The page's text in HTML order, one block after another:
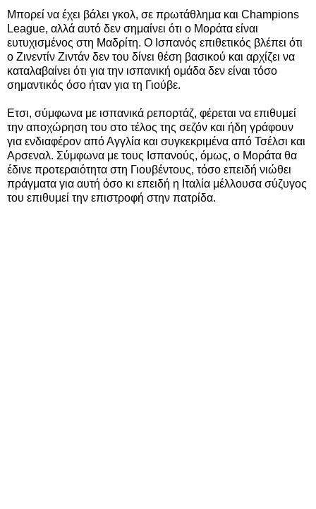
Μπορεί να έχει βάλει γκολ, σε πρωτάθλημα και Champions
League, αλλά αυτό δεν σημαίνει ότι ο Μοράτα είναι
ευτυχισμένος στη Μαδρίτη. Ο Ισπανός επιθετικός βλέπει ότι
ο Ζινεντίν Ζιντάν δεν του δίνει θέση βασικού και αρχίζει να
καταλαβαίνει ότι για την ισπανική ομάδα δεν είναι τόσο
σημαντικός όσο ήταν για τη Γιούβε.
Ετσι, σύμφωνα με ισπανικά ρεπορτάζ, φέρεται να επιθυμεί
την αποχώρηση του στο τέλος της σεζόν και ήδη γράφουν
για ενδιαφέρον από Αγγλία και συγκεκριμένα από Τσέλσι και
Αρσεναλ. Σύμφωνα με τους Ισπανούς, όμως, ο Μοράτα θα
έδινε προτεραιότητα στη Γιουβέντους, τόσο επειδή νιώθει
πράγματα για αυτή όσο κι επειδή η Ιταλία μέλλουσα σύζυγος
του επιθυμεί την επιστροφή στην πατρίδα.